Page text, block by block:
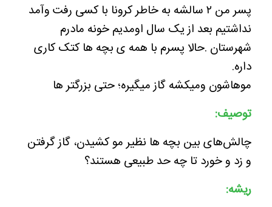
پسر من ۲ سالشه به خاطر کرونا با کسی رفت وآمد
نداشتیم بعد از یک سال اومدیم خونه مادرم
شهرستان .حالا پسرم با همه ی بچه ها کتک کاری
داره.
موهاشون ومیکشه گاز میگیره؛ حتی بزرگتر ها
توصیف:
چالش‌های بین بچه ها نظیر مو کشیدن، گاز گرفتن
و زد و خورد تا چه حد طبیعی هستند؟
ریشه: